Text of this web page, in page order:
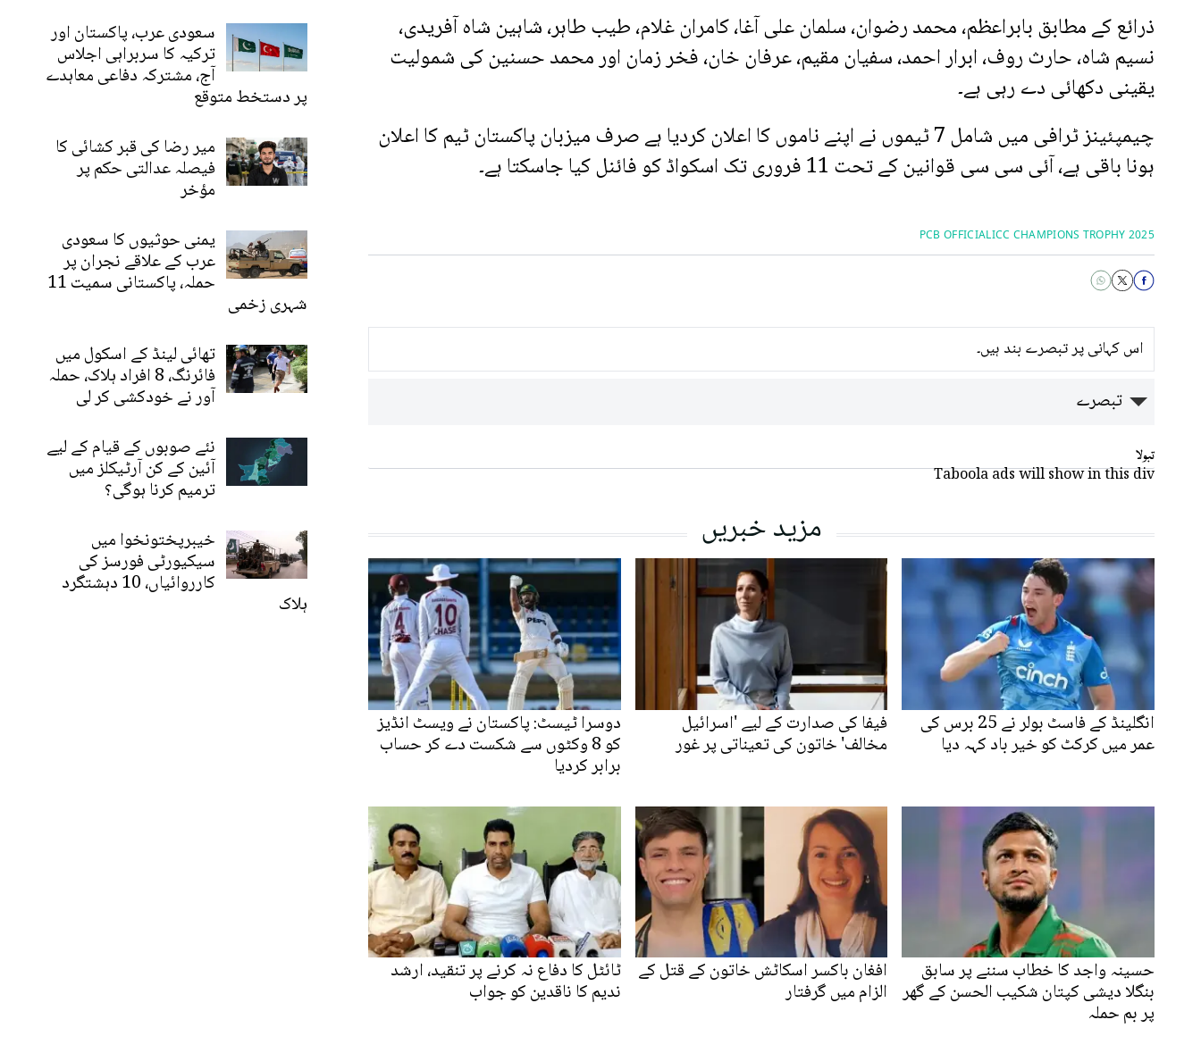
ذرائع کے مطابق بابراعظم، محمد رضوان، سلمان علی آغا، کامران غلام، طیب طاہر، شاہین شاہ آفریدی،
نسیم شاہ، حارث روف، ابرار احمد، سفیان مقیم، عرفان خان، فخر زمان اور محمد حسنین کی شمولیت
یقینی دکھائی دے رہی ہے۔
چیمپئینز ٹرافی میں شامل 7 ٹیموں نے اپنے ناموں کا اعلان کردیا ہے صرف میزبان پاکستان ٹیم کا اعلان
ہونا باقی ہے، آئی سی سی قوانین کے تحت 11 فروری تک اسکواڈ کو فائنل کیا جاسکتا ہے۔
ICC CHAMPIONS TROPHY 2025
PCB OFFICIAL
اس کہانی پر تبصرے بند ہیں۔
تبصرے
تبولا
Taboola ads will show in this div
مزید خبریں
انگلینڈ کے فاسٹ بولر نے 25 برس کی
عمر میں کرکٹ کو خیر باد کہہ دیا
فیفا کی صدارت کے لیے 'اسرائیل
مخالف' خاتون کی تعیناتی پر غور
دوسرا ٹیسٹ: پاکستان نے ویسٹ انڈیز
کو 8 وکٹوں سے شکست دے کر حساب
برابر کردیا
حسینہ واجد کا خطاب سننے پر سابق
بنگلا دیشی کپتان شکیب الحسن کے گھر
پر بم حملہ
افغان باکسر اسکاٹش خاتون کے قتل کے
الزام میں گرفتار
ٹائٹل کا دفاع نہ کرنے پر تنقید، ارشد
ندیم کا ناقدین کو جواب
سعودی عرب، پاکستان اور
ترکیہ کا سربراہی اجلاس
آج، مشترکہ دفاعی معاہدے
پر دستخط متوقع
میر رضا کی قبر کشائی کا
فیصلہ عدالتی حکم پر
مؤخر
یمنی حوثیوں کا سعودی
عرب کے علاقے نجران پر
حملہ، پاکستانی سمیت 11
شہری زخمی
تھائی لینڈ کے اسکول میں
فائرنگ، 8 افراد ہلاک، حملہ
آور نے خودکشی کر لی
نئے صوبوں کے قیام کے لیے
آئین کے کن آرٹیکلز میں
ترمیم کرنا ہوگی؟
خیبرپختونخوا میں
سیکیورٹی فورسز کی
کارروائیاں، 10 دہشتگرد
ہلاک